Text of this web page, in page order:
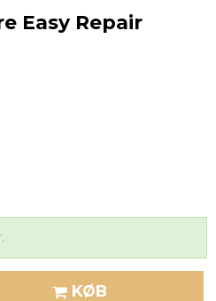
Easy Repair
KØB